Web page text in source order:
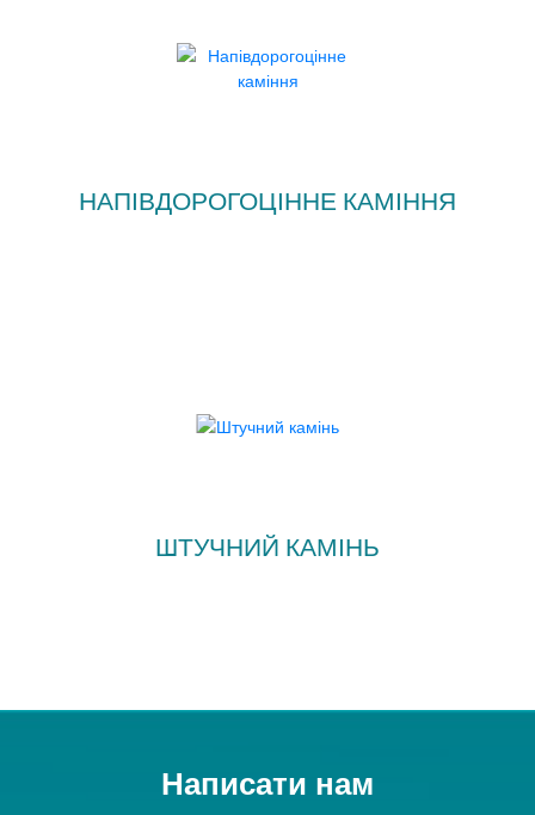
НАПІВДОРОГОЦІННЕ КАМІННЯ
ШТУЧНИЙ КАМІНЬ
Написати нам